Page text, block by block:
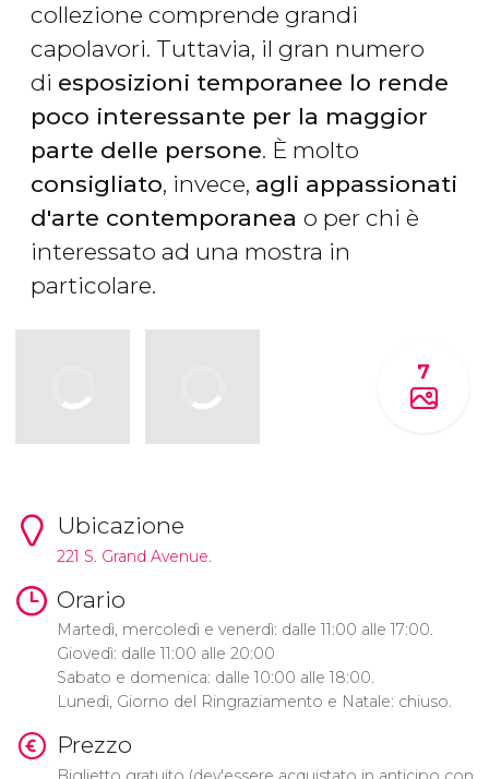
collezione comprende grandi
capolavori. Tuttavia, il gran numero
di esposizioni temporanee lo rende
poco interessante per la maggior
parte delle persone. È molto
consigliato, invece, agli appassionati
d'arte contemporanea o per chi è
interessato ad una mostra in
particolare.
7
Ubicazione
221 S. Grand Avenue.
Orario
Martedì, mercoledì e venerdì: dalle 11:00 alle 17:00.
Giovedì: dalle 11:00 alle 20:00
Sabato e domenica: dalle 10:00 alle 18:00.
Lunedì, Giorno del Ringraziamento e Natale: chiuso.
Prezzo